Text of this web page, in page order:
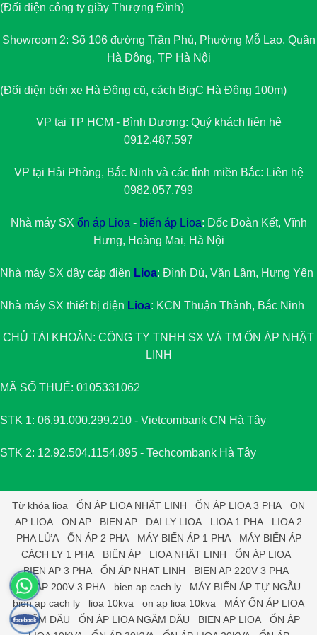
(Đối diện công ty giầy Thượng Đình)
Showroom 2: Số 106 đường Trần Phú, Phường Mỗ Lao, Quận
Hà Đông, TP Hà Nội
(Đối diện bến xe Hà Đông cũ, cách BigC Hà Đông 100m)
VP tại TP HCM - Bình Dương: Quý khách liên hệ
0912.487.597
VP tại Hải Phòng, Bắc Ninh và các tỉnh miền Bắc: Liên hệ
0982.057.799
Nhà máy SX ổn áp Lioa - biến áp Lioa: Dốc Đoàn Kết, Vĩnh
Hưng, Hoàng Mai, Hà Nội
Nhà máy SX dây cáp điện Lioa: Đình Dù, Văn Lâm, Hưng Yên
Nhà máy SX thiết bị điện Lioa: KCN Thuận Thành, Bắc Ninh
CHỦ TÀI KHOẢN: CÔNG TY TNHH SX VÀ TM ỔN ÁP NHẬT
LINH
MÃ SỐ THUẾ: 0105331062
STK 1: 06.91.000.299.210 - Vietcombank CN Hà Tây
STK 2: 12.92.504.1154.895 - Techcombank Hà Tây
Từ khóa lioa ỔN ÁP LIOA NHẬT LINH ỔN ÁP LIOA 3 PHA
ON
AP LIOA
ON AP BIEN AP DAI LY LIOA LIOA 1 PHA
LIOA 2
PHA LỬA
ỔN ÁP 2 PHA MÁY BIẾN ÁP 1 PHA
MÁY BIẾN ÁP
CÁCH LY 1 PHA
BIẾN ÁP LIOA NHẬT LINH
ỔN ÁP LIOA
BIEN AP 3 PHA
ỔN ÁP NHAT LINH
BIEN AP 220V 3 PHA
BIEN AP 200V 3 PHA
bien ap cach ly
MÁY BIẾN ÁP TỰ NGẪU
bien ap cach ly
lioa 10kva on ap lioa 10kva
MÁY ỔN ÁP LIOA
NGÂM DẦU
ỔN ÁP LIOA NGÂM DẦU BIEN AP LIOA
ỔN ÁP